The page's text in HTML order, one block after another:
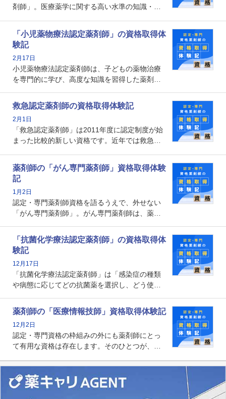
剤師」。医療薬学に関する高い水準の知識・技
剤師としての専門性を示す客観的な根拠の一つ
となります。取得要件は多岐に渡り、審査も複
数回ありますが、患者さんに対して一定の能力
の証明になる資格と言えます。
「小児薬物療法認定薬剤師」の資格取得体
験記
2月17日
小児薬物療法認定薬剤師は、子どもの薬物治療
を専門的に学び、高度な知識を習得した薬剤師
や、特有の疾患、心理状況を理解し、専門性を
深めることで、子どもとその保護者に寄り添え
る存在です。今回はそんな小児薬物療法認定薬
剤師の取得体験記をご紹介します。
救急認定薬剤師の資格取得体験記
2月1日
「救急認定薬剤師」は2011年度に認定制度が始
まった比較的新しい資格です。近年では救急病
とから、救急認定薬剤師を目指す病院薬剤師も
増えているのではないでしょうか。今回はそん
な救急認定薬剤師の取得体験記をご紹介しま
す。
薬剤師の「がん専門薬剤師」資格取得体験
記
1月2日
認定・専門薬剤師資格を語るうえで、外せない
「がん専門薬剤師」。がん専門薬剤師は、薬剤
関する資格として、2009年に発足しました。薬
剤師の専門性を活かして高度化するがん医療に
貢献する姿は、今も病院薬剤師にとって一目置
かれる存在です。
「抗菌化学療法認定薬剤師」の資格取得体
験記
12月17日
「抗菌化学療法認定薬剤師」は「感染症の種類
や病態に応じてどの抗菌薬を選択し、どう使っ
る薬剤師です。現在、感染防止対策加算の施設
基準に専任の薬剤師配置が挙げられており、今
後は感染症領域で薬剤師に、より多くの役割が
求められる可能性もあります。
薬剤師の「医療情報技師」資格取得体験記
12月2日
認定・専門資格の枠組みの外にも薬剤師にとっ
て有用な資格は存在します。そのひとつが、
査データ、投薬歴など非常に多岐にわたる医療
データを利活用し、またシステム管理できるこ
とは、病院薬剤師を中心に大きな武器になりま